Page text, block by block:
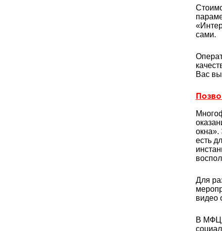
сами.
Вас
окна».
есть
Для
видео
В МФЦ